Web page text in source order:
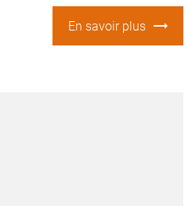
En savoir plus